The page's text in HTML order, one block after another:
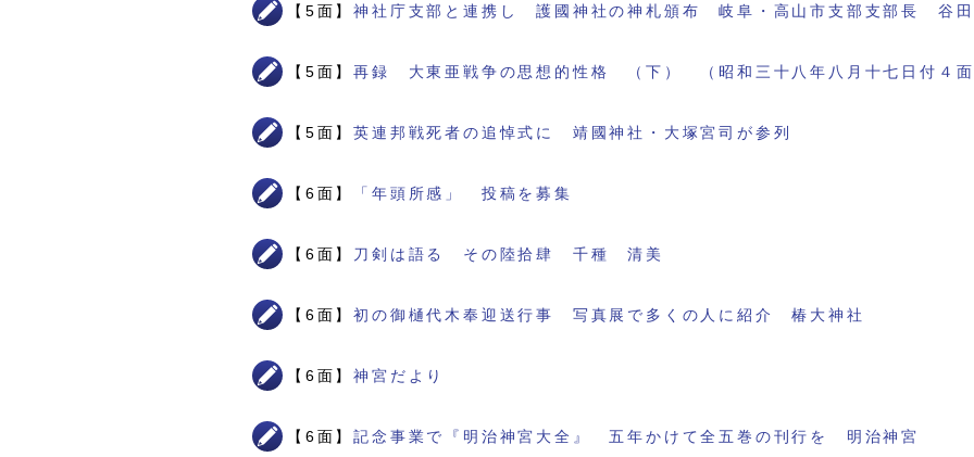
【5面】神社庁支部と連携し 護國神社の神札頒布 岐阜・高山市支部支部長 谷
【5面】再録 大東亜戦争の思想的性格 （下） （昭和三十八年八月十七日付
【5面】英連邦戦死者の追悼式に 靖國神社・大塚宮司が参列
【6面】 「年頭所感」 投稿を募集
【6面】 刀剣は語る その陸拾肆 千種 清美
【6面】初の御樋代木奉迎送行事 写真展で多くの人に紹介 椿大神社
【6面】神宮だより
【6面】記念事業で『明治神宮大全』 五年かけて全五巻の刊行を 明治神宮